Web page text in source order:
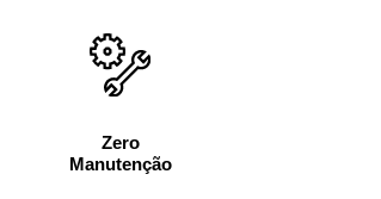
Zero
Manutenção